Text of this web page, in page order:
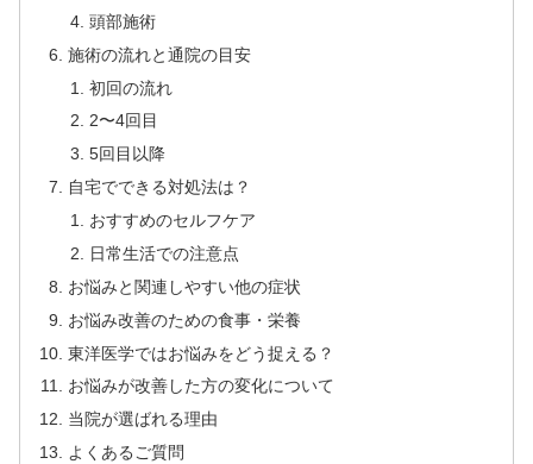
頭部施術
施術の流れと通院の目安
初回の流れ
2〜4回目
5回目以降
自宅でできる対処法は？
おすすめのセルフケア
日常生活での注意点
お悩みと関連しやすい他の症状
お悩み改善のための食事・栄養
東洋医学ではお悩みをどう捉える？
お悩みが改善した方の変化について
当院が選ばれる理由
よくあるご質問